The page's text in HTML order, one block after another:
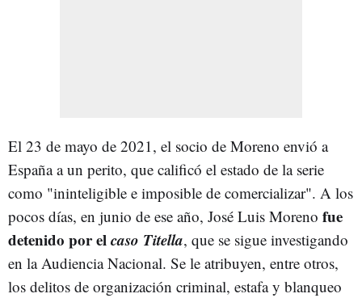
El 23 de mayo de 2021, el socio de Moreno envió a
España a un perito, que calificó el estado de la serie
como "ininteligible e imposible de comercializar". A los
pocos días, en junio de ese año, José Luis Moreno fue
detenido por elcaso Titella, que se sigue investigando
en la Audiencia Nacional. Se le atribuyen, entre otros,
los delitos de organización criminal, estafa y blanqueo